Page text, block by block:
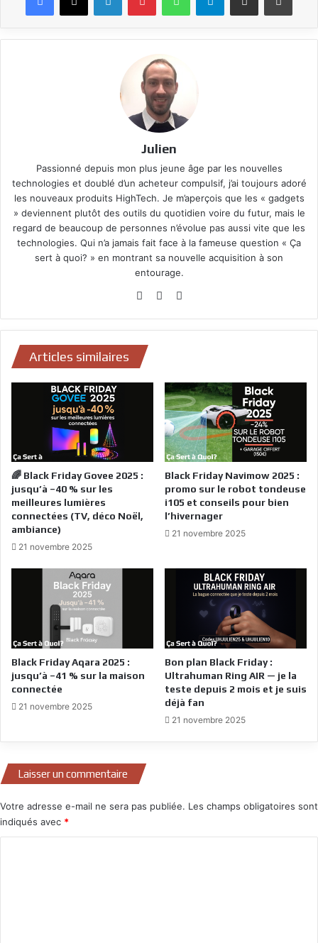
Julien
Passionné depuis mon plus jeune âge par les nouvelles
technologies et doublé d’un acheteur compulsif, j’ai toujours adoré
les nouveaux produits HighTech. Je m’aperçois que les « gadgets
» deviennent plutôt des outils du quotidien voire du futur, mais le
regard de beaucoup de personnes n’évolue pas aussi vite que les
technologies. Qui n’a jamais fait face à la fameuse question « Ça
sert à quoi? » en montrant sa nouvelle acquisition à son
entourage.
WebsiteFacebook
Articles similaires
🌈 Black Friday Govee 2025 :
jusqu’à –40 % sur les
meilleures lumières
connectées (TV, déco Noël,
ambiance)
21 novembre 2025
Black Friday Navimow 2025 :
promo sur le robot tondeuse
i105 et conseils pour bien
l’hivernager
21 novembre 2025
Black Friday Aqara 2025 :
jusqu’à –41 % sur la maison
connectée
21 novembre 2025
Bon plan Black Friday :
Ultrahuman Ring AIR — je la
teste depuis 2 mois et je suis
déjà fan
21 novembre 2025
Laisser un commentaire
Votre adresse e-mail ne sera pas publiée. Les champs obligatoires sont
indiqués avec *